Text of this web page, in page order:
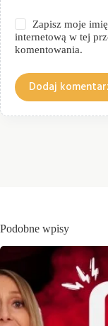
Zapisz moje
internetową w tej
komentowania.
Dodaj
Podobne wpisy